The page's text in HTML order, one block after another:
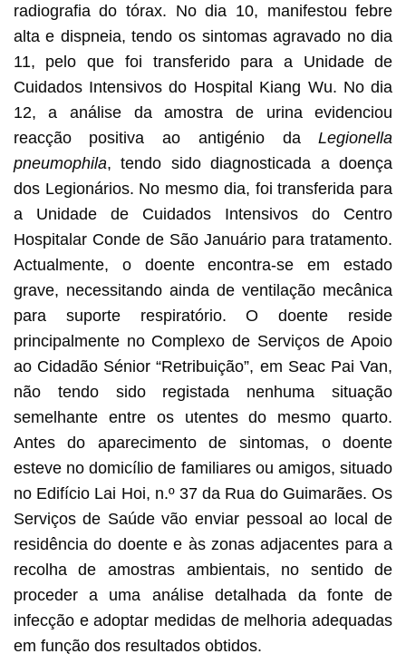
radiografia do tórax. No dia 10, manifestou febre
alta e dispneia, tendo os sintomas agravado no dia
11, pelo que foi transferido para a Unidade de
Cuidados Intensivos do Hospital Kiang Wu. No dia
12, a análise da amostra de urina evidenciou
reacção positiva ao antigénio daLegionella
pneumophila, tendo sido diagnosticada a doença
dos Legionários. No mesmo dia, foi transferida para
a Unidade de Cuidados Intensivos do Centro
Hospitalar Conde de São Januário para tratamento.
Actualmente, o doente encontra-se em estado
grave, necessitando ainda de ventilação mecânica
para suporte respiratório. O doente reside
principalmente no Complexo de Serviços de Apoio
ao Cidadão Sénior “Retribuição”, em Seac Pai Van,
não tendo sido registada nenhuma situação
semelhante entre os utentes do mesmo quarto.
Antes do aparecimento de sintomas, o doente
esteve no domicílio de familiares ou amigos, situado
no Edifício Lai Hoi, n.º 37 da Rua do Guimarães. Os
Serviços de Saúde vão enviar pessoal ao local de
residência do doente e às zonas adjacentes para a
recolha de amostras ambientais, no sentido de
proceder a uma análise detalhada da fonte de
infecção e adoptar medidas de melhoria adequadas
em função dos resultados obtidos.